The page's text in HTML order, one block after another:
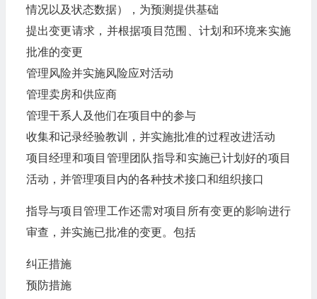
情况以及状态数据），为预测提供基础
提出变更请求，并根据项目范围、计划和环境来实施
批准的变更
管理风险并实施风险应对活动
管理卖房和供应商
管理干系人及他们在项目中的参与
收集和记录经验教训，并实施批准的过程改进活动
项目经理和项目管理团队指导和实施已计划好的项目
活动，并管理项目内的各种技术接口和组织接口
指导与项目管理工作还需对项目所有变更的影响进行
审查，并实施已批准的变更。包括
纠正措施
预防措施